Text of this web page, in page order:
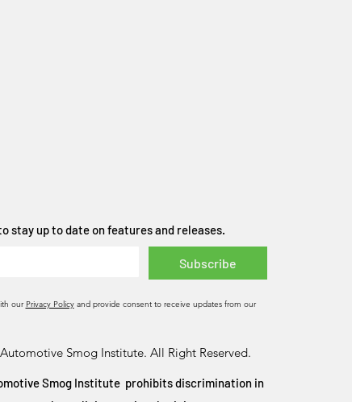
Subscribe
stay up to date on features and releases.
our Privacy Policyand provide consent to receive updates from our
Smog Institute. All Right Reserved.
Smog Institute prohibits discrimination in